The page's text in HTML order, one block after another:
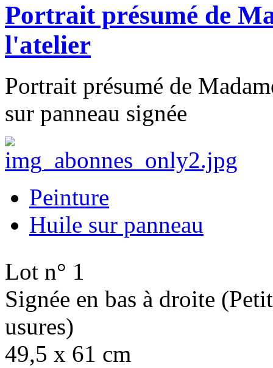
Portrait présumé de
l'atelier
Portrait présumé de
sur panneau signée
Peinture
Huile sur panneau
Lot n° 1
Signée en bas à droite
usures)
49,5 x 61 cm